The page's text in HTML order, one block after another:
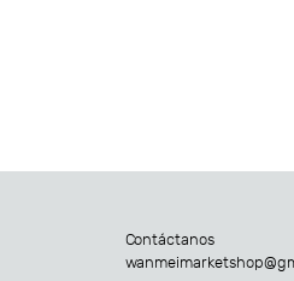
Contáctanos